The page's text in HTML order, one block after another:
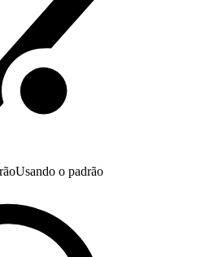
Usando o padrão